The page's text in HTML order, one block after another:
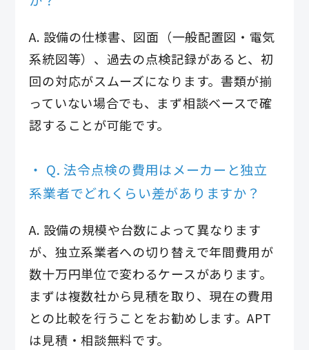
A. 設備の仕様書、図面（一般配置図・電気
系統図等）、過去の点検記録があると、初
回の対応がスムーズになります。書類が揃
っていない場合でも、まず相談ベースで確
認することが可能です。
Q. 法令点検の費用はメーカーと独立
系業者でどれくらい差がありますか？
A. 設備の規模や台数によって異なります
が、独立系業者への切り替えで年間費用が
数十万円単位で変わるケースがあります。
まずは複数社から見積を取り、現在の費用
との比較を行うことをお勧めします。APT
は見積・相談無料です。